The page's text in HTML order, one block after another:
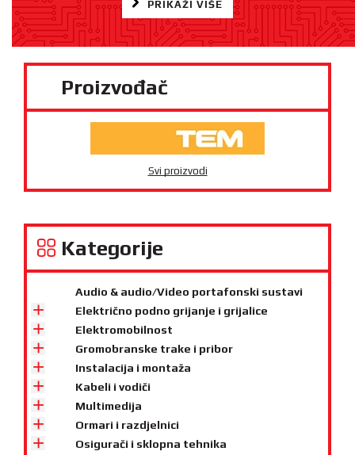
Proizvođač
Svi proizvodi
Kategorije
Audio & audio/Video portafonski sustavi
Električno podno grijanje i grijalice
Elektromobilnost
Gromobranske trake i pribor
Instalacija i montaža
Kabeli i vodiči
Multimedija
Ormari i razdjelnici
Osigurači i sklopna tehnika
PRIKAŽI VIŠE